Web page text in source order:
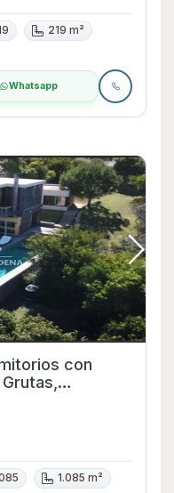
219 m²
Whatsapp
con
1.085 m²